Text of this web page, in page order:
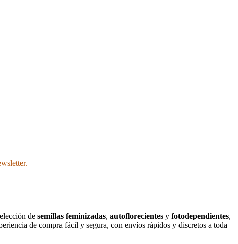
de semillas feminizadas, autoflorecientes y fotodependientes,
de compra fácil y segura, con envíos rápidos y discretos a toda